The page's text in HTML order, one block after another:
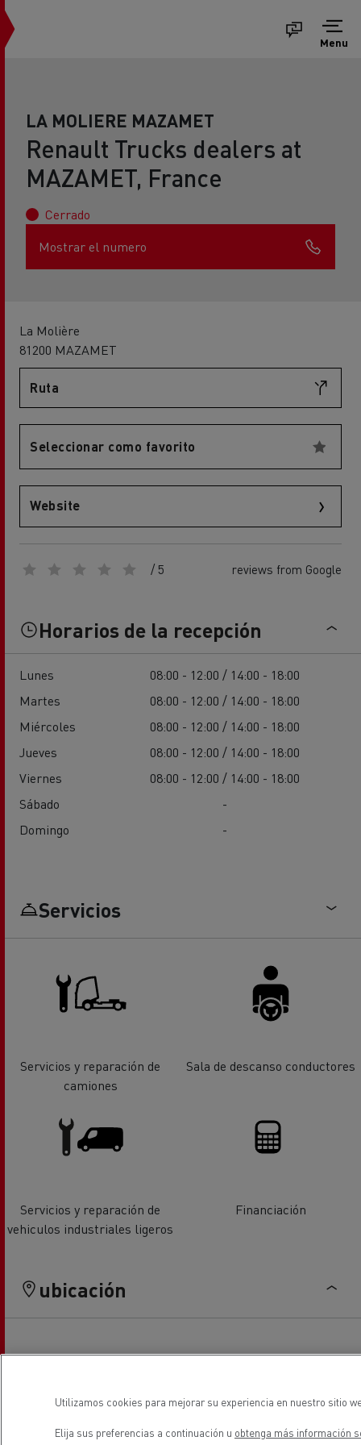
Menu
LA MOLIERE MAZAMET
Renault Trucks dealers at
MAZAMET, France
Cerrado
Mostrar el numero
La Molière
81200 MAZAMET
Ruta
Seleccionar como favorito
Website
/ 5 reviews from Google
Horarios de la recepción
Lunes
08:00 - 12:00 / 14:00 - 18:00
Martes
08:00 - 12:00 / 14:00 - 18:00
Miércoles
08:00 - 12:00 / 14:00 - 18:00
Jueves
08:00 - 12:00 / 14:00 - 18:00
Viernes
08:00 - 12:00 / 14:00 - 18:00
Sábado
-
Domingo
-
Servicios
Servicios y reparación de
camiones
Sala de descanso conductores
Servicios y reparación de
vehiculos industriales ligeros
Financiación
ubicación
Utilizamos cookies para mejorar su experiencia en nuestro sitio
Elija sus preferencias a continuación u obtenga más información